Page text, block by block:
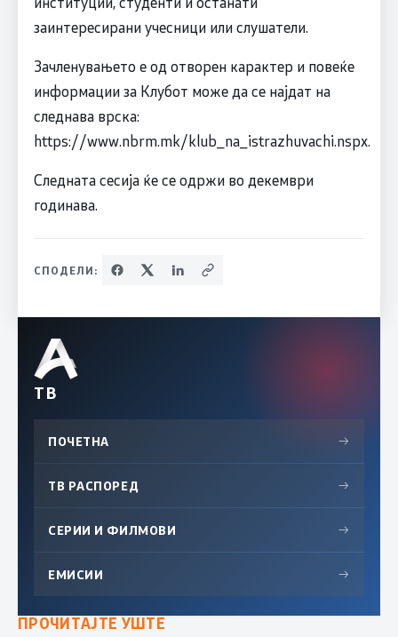
заинтересирани учесници или слушатели.
Зачленувањето е од отворен карактер и повеќе
информации за Клубот може да се најдат на
следнава врска:
https://www.nbrm.mk/klub_na_istrazhuvachi.nspx.
Следната сесија ќе се одржи во декември
годинава.
СПОДЕЛИ:
ТВ
ПОЧЕТНА →
ТВ РАСПОРЕД →
СЕРИИ И ФИЛМОВИ →
ЕМИСИИ →
ПРОЧИТАЈТЕ УШТЕ